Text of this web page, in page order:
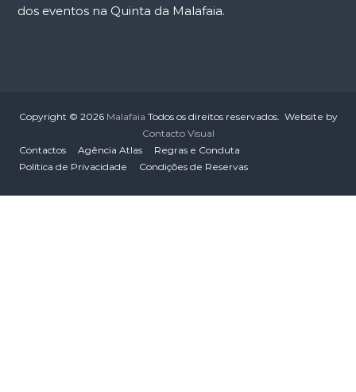
dos eventos na Quinta da Malafaia.
Copyright © 2026 Malafaia Todos os direitos reservados. Website by
Contacto Visual
Contactos
Agência Atlas
Regras e Conduta
Política de Privacidade
Condições de Reservas